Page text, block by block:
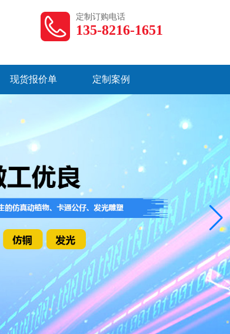
定制订购电话
135-8216-1651
现货报价单 定制案例